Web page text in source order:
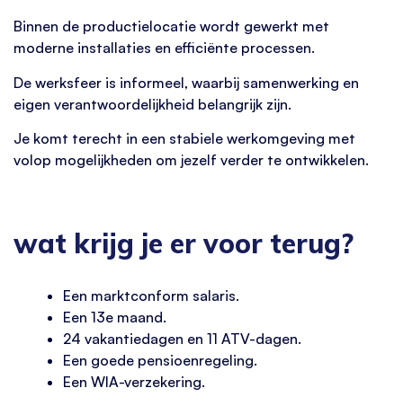
Binnen de productielocatie wordt gewerkt met
moderne installaties en efficiënte processen.
De werksfeer is informeel, waarbij samenwerking en
eigen verantwoordelijkheid belangrijk zijn.
Je komt terecht in een stabiele werkomgeving met
volop mogelijkheden om jezelf verder te ontwikkelen.
wat krijg je er voor terug?
Een marktconform salaris.
Een 13e maand.
24 vakantiedagen en 11 ATV-dagen.
Een goede pensioenregeling.
Een WIA-verzekering.